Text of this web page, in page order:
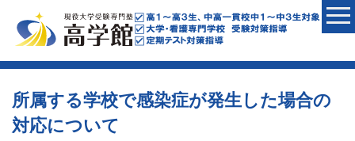
所属する学校で感染症が発生した場合の
対応について